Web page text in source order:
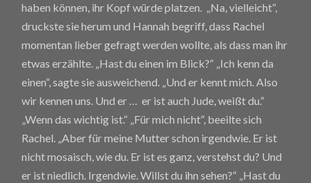
haben können, ihr Kopf würde platzen. „Na, vielleicht“,
druckste sie herum und Hannah begriff, dass Rachel
momentan lieber gefragt werden wollte, als dass man ihr
etwas erzählte. „Hast du einen im Blick?“ „Ich kenn da
einen“, sagte sie ausweichend. „Und er kennt mich. Also
wir kennen uns. Und er … er ist auch Jude, weißt du.“
„Wenn das wichtig ist.“ „Für mich nicht“, beeilte sich
Rachel. „Aber für meine Mutter schon irgendwie. Er ist
nicht mosaisch, wie du. Er ist es ganz, verstehst du? Und
er ist niedlich. Irgendwie. Willst du ihn sehen?“ „Hast du